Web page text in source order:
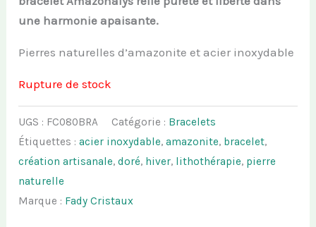
une harmonie apaisante.
Pierres naturelles d’amazonite et acier inoxydable
Rupture de stock
UGS : FC080BRA Catégorie : Bracelets
Étiquettes :acier inoxydable,amazonite, bracelet,
création artisanale,doré, hiver, lithothérapie, pierre
naturelle
Marque : Fady Cristaux